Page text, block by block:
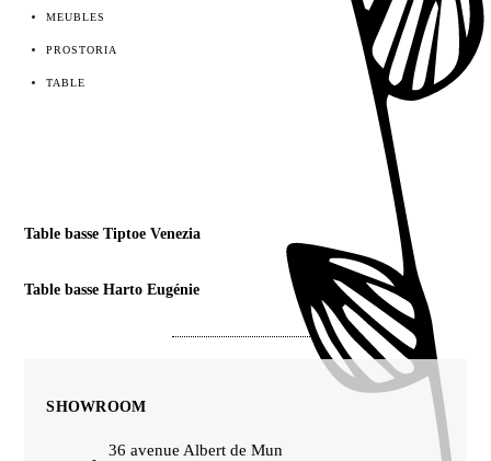
MEUBLES
PROSTORIA
TABLE
Table basse Tiptoe Venezia
Table basse Harto Eugénie
SHOWROOM
36 avenue Albert de Mun